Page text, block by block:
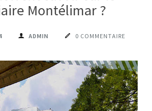
Montélimar ?
ADMIN 0 COMMENTAIRE